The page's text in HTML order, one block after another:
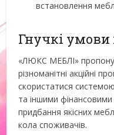
встановлення
Гнучкі
«ЛЮКС МЕБЛІ»
різноманітні акційні
скористатися
та іншими
придбання якісних
кола споживачів.